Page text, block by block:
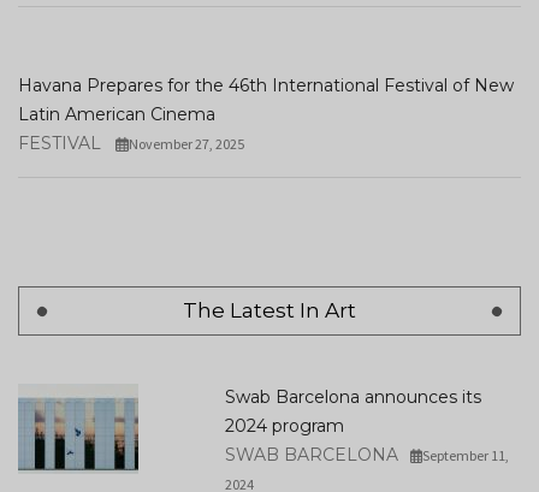
Havana Prepares for the 46th International Festival of New
Latin American Cinema
FESTIVAL
November 27, 2025
The Latest In Art
Swab Barcelona announces its
2024 program
SWAB BARCELONA
September 11,
2024